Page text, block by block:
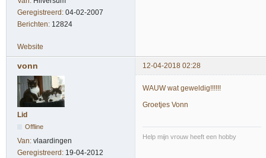
Geregistreerd: 04-02-2007
Berichten: 12824
Website
vonn 12-04-2018 02:28
Lid
Offline
Van: vlaardingen
Geregistreerd: 19-04-2012
WAUW wat geweldig!!!!!!
Groetjes Vonn
Help mijn vrouw heeft een hobby